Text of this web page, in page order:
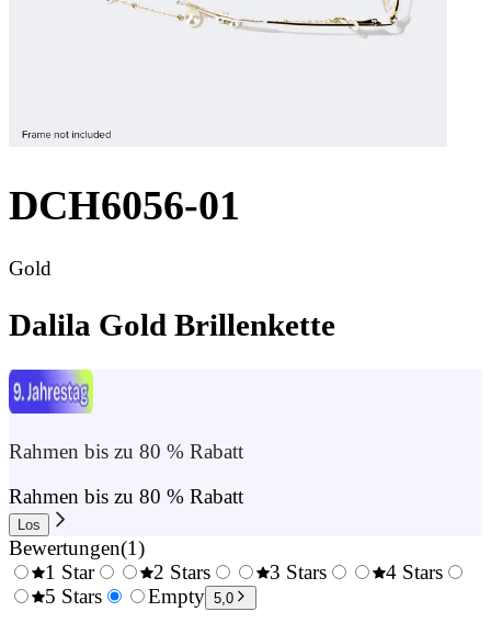
DCH6056-01
Gold
Dalila Gold Brillenkette
Rahmen bis zu 80 % Rabatt
Rahmen bis zu 80 % Rabatt
Los
Bewertungen(1)
0.5
1 Star
1.5
2 Stars
2.5
3 Stars
4 Stars
5 Stars Empty 5,0